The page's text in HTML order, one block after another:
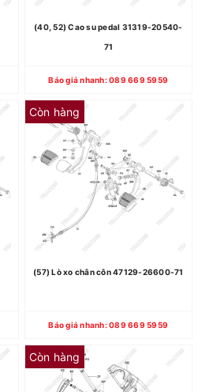
(40, 52) Cao su pedal 31319-20540-
71
Báo giá nhanh: 089 669 5959
Còn hàng
(57) Lò xo chân côn 47129-26600-71
Báo giá nhanh: 089 669 5959
Còn hàng